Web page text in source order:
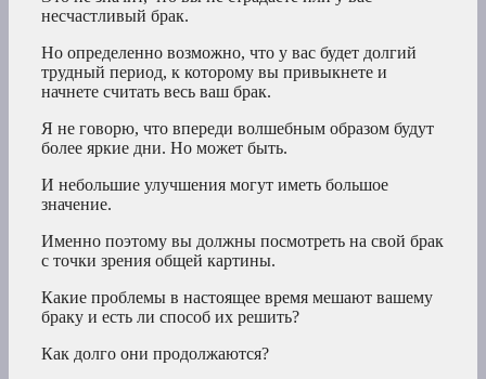
несчастливый брак.
Но определенно возможно, что у вас будет долгий
трудный период, к которому вы привыкнете и
начнете считать весь ваш брак.
Я не говорю, что впереди волшебным образом будут
более яркие дни. Но может быть.
И небольшие улучшения могут иметь большое
значение.
Именно поэтому вы должны посмотреть на свой брак
с точки зрения общей картины.
Какие проблемы в настоящее время мешают вашему
браку и есть ли способ их решить?
Как долго они продолжаются?